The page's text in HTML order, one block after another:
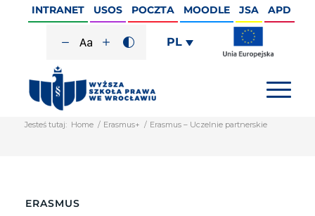
INTRANET USOS POCZTA MOODLE JSA APD
PL
Jesteś tutaj: Home / Erasmus+ / Erasmus – Uczelnie partnerskie
ERASMUS